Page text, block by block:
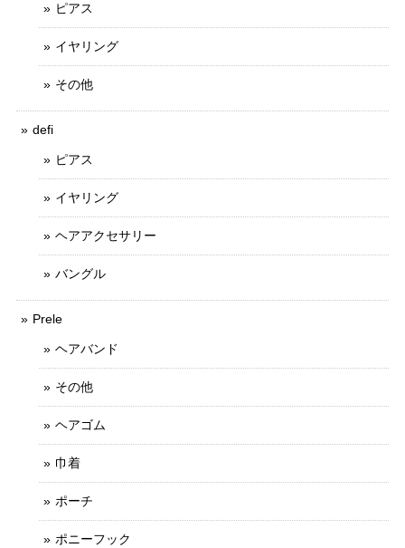
ピアス
イヤリング
その他
defi
ピアス
イヤリング
ヘアアクセサリー
バングル
Prele
ヘアバンド
その他
ヘアゴム
巾着
ポーチ
ポニーフック